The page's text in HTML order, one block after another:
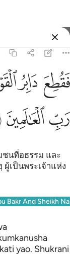
فقطع
ٱلْقَوْمِﱁ ﱂ
ﱉﱊ
นที่อธรรม และ
เป็นพระเจ้าแห่ง
Bakr And Sheikh
yao. Shukrani